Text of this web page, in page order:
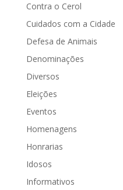
Contra o Cerol
Cuidados com a Cidade
Defesa de Animais
Denominações
Diversos
Eleições
Eventos
Homenagens
Honrarias
Idosos
Informativos